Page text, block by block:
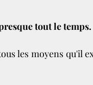
tout le temps.
les moyens qu'il